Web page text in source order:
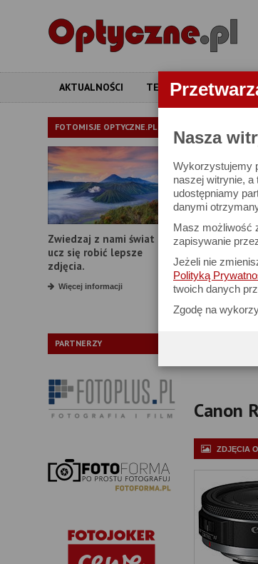
Nasza
Wykorzystujemy
naszej witrynie, a
udostępniamy
danymi
Masz możliwość
zapisywanie
Jeżeli nie
Polityką
twoich danych
Zgodę na
AKTUALNOŚCI TESTY ARTYKUŁY
FOTOMISJE OPTYCZNE.PL
Zwiedzaj z nami świat i
ucz się robić lepsze
zdjęcia.
Więcej informacji
PARTNERZY
W
Typ
Typ
Canon
ZDJĘCIA